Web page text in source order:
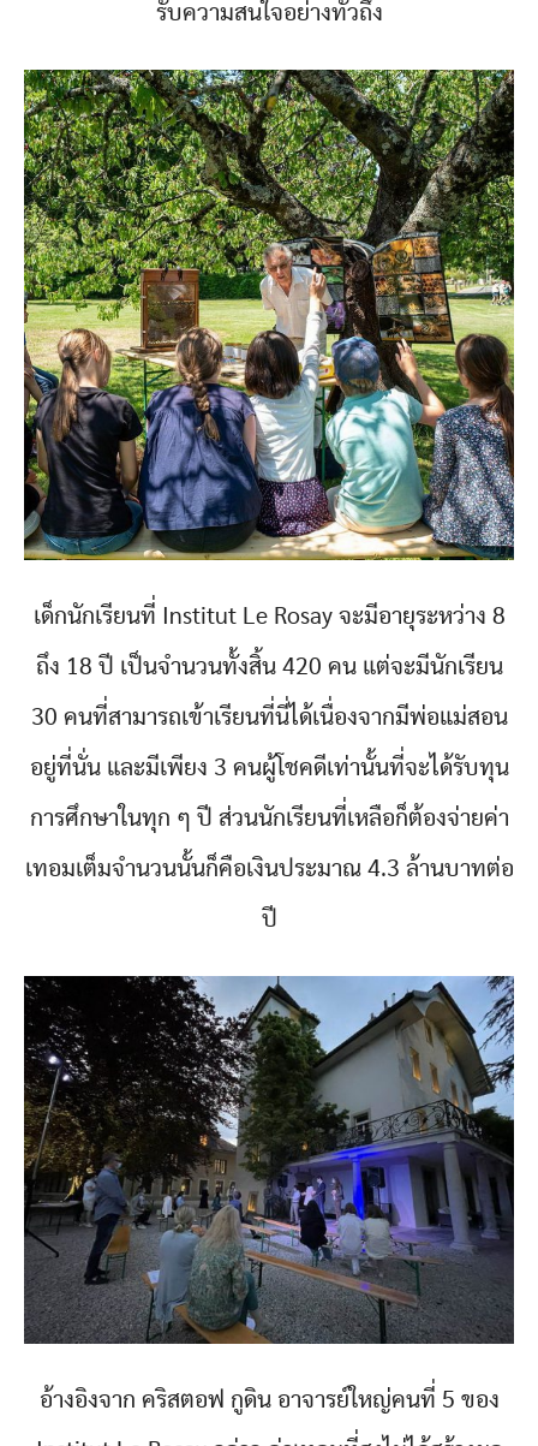
รับความสนใจอย่างทั่วถึง
เด็กนักเรียนที่ Institut Le Rosay จะมีอายุระหว่าง 8
ถึง 18 ปี เป็นจำนวนทั้งสิ้น 420 คน แต่จะมีนักเรียน
30 คนที่สามารถเข้าเรียนที่นี่ได้เนื่องจากมีพ่อแม่สอน
อยู่ที่นั่น และมีเพียง 3 คนผู้โชคดีเท่านั้นที่จะได้รับทุน
การศึกษาในทุก ๆ ปี ส่วนนักเรียนที่เหลือก็ต้องจ่ายค่า
เทอมเต็มจำนวนนั้นก็คือเงินประมาณ 4.3 ล้านบาทต่อ
ปี
อ้างอิงจาก คริสตอฟ กูดิน อาจารย์ใหญ่คนที่ 5 ของ